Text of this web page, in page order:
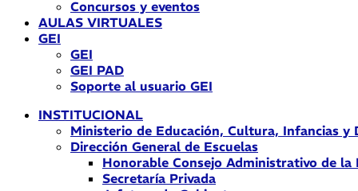
Concursos y eventos
AULAS VIRTUALES
GEI
GEI
GEI PAD
Soporte al usuario GEI
INSTITUCIONAL
Ministerio de Educación, Cultura, Infancias y
Dirección General de Escuelas
Honorable Consejo Administrativo de la
Secretaría Privada